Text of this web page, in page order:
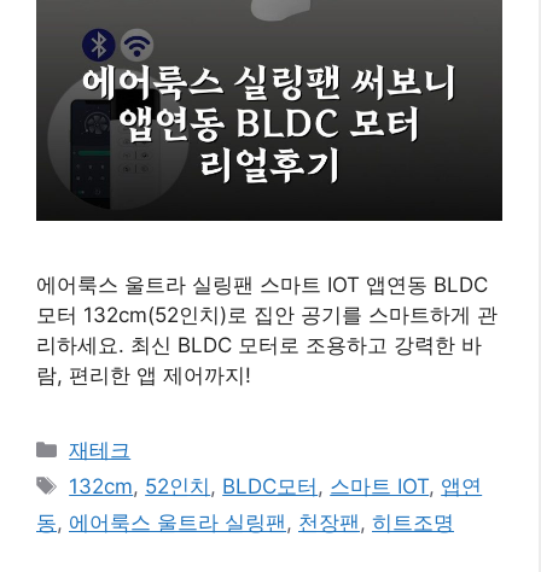
에어룩스 울트라 실링팬 스마트 IOT 앱연동 BLDC
모터 132cm(52인치)로 집안 공기를 스마트하게 관
리하세요. 최신 BLDC 모터로 조용하고 강력한 바
람, 편리한 앱 제어까지!
카
테
리
재테크
태
그
132cm, 52인치 , BLDC모터 , 스마트 IOT, 앱연
동, 에어룩스 울트라 실링팬 , 천장팬 , 히트조명